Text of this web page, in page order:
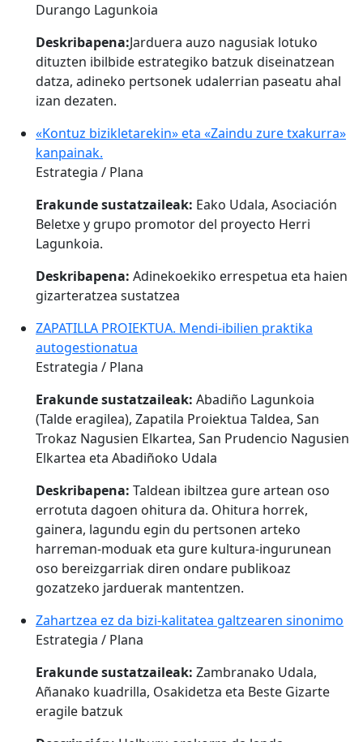
Durango Lagunkoia
Deskribapena:Jarduera auzo nagusiak lotuko
dituzten ibilbide estrategiko batzuk diseinatzean
datza, adineko pertsonek udalerrian paseatu ahal
izan dezaten.
«Kontuz bizikletarekin» eta «Zaindu zure txakurra»
kanpainak.
Estrategia / Plana
Erakunde sustatzaileak: Eako Udala, Asociación
Beletxe y grupo promotor del proyecto Herri
Lagunkoia.
Deskribapena: Adinekoekiko errespetua eta haien
gizarteratzea sustatzea
ZAPATILLA PROIEKTUA. Mendi-ibilien praktika
autogestionatua
Estrategia / Plana
Erakunde sustatzaileak: Abadiño Lagunkoia
(Talde eragilea), Zapatila Proiektua Taldea, San
Trokaz Nagusien Elkartea, San Prudencio Nagusien
Elkartea eta Abadiñoko Udala
Deskribapena: Taldean ibiltzea gure artean oso
errotuta dagoen ohitura da. Ohitura horrek,
gainera, lagundu egin du pertsonen arteko
harreman-moduak eta gure kultura-ingurunean
oso bereizgarriak diren ondare publikoaz
gozatzeko jarduerak mantentzen.
Zahartzea ez da bizi-kalitatea galtzearen sinonimo
Estrategia / Plana
Erakunde sustatzaileak: Zambranako Udala,
Añanako kuadrilla, Osakidetza eta Beste Gizarte
eragile batzuk